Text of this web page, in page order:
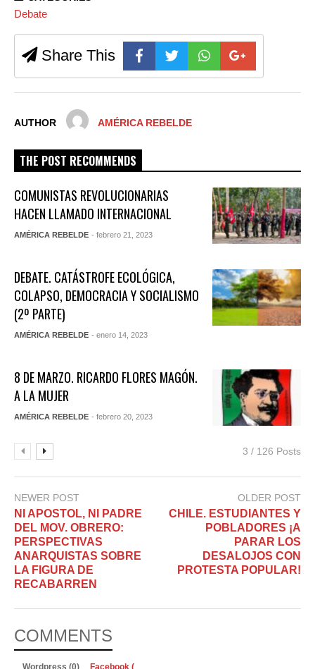
Debate
Share This
AUTHOR AMÉRICA REBELDE
THE POST RECOMMENDS
COMUNISTAS REVOLUCIONARIAS
HACEN LLAMADO INTERNACIONAL
AMÉRICA REBELDE - febrero 21, 2023
DEBATE. CATÁSTROFE ECOLÓGICA,
COLAPSO, DEMOCRACIA Y SOCIALISMO
(2º PARTE)
AMÉRICA REBELDE - enero 14, 2023
8 DE MARZO. RICARDO FLORES MAGÓN.
A LA MUJER
AMÉRICA REBELDE - febrero 20, 2023
3 / 126 Posts
NEWER POST
NI APOSTOL, NI PADRE
DEL MOV. OBRERO:
PERSPECTIVAS
ANARQUISTAS SOBRE
LA FIGURA DE
RECABARREN
OLDER POST
CHILE. ESTUDIANTES Y
POBLADORES ¡A
PARAR LOS
DESALOJOS CON
PROTESTA POPULAR!
COMMENTS
Wordpress (0) Facebook (